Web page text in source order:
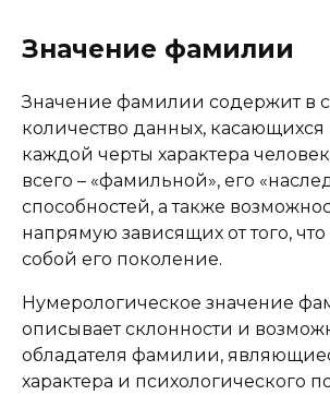
Значение фамилии
Значение фамилии содержит в
количество данных, касающихся
каждой черты характера
всего – «фамильной», его
способностей, а также
напрямую зависящих от того,
собой его поколение.
Нумерологическое значение
описывает склонности и
обладателя фамилии,
характера и психологического